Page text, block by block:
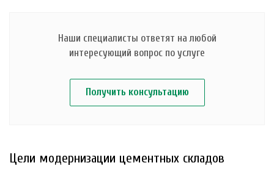
Наши специалисты ответят на любой
интересующий вопрос по услуге
Получить консультацию
Цели модернизации цементных складов